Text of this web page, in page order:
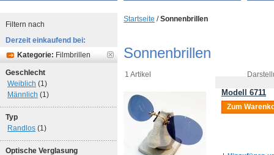
Startseite /Sonnenbrillen
Sonnenbrillen
1 Artikel
Modell 6711
Zum
Filtern nach
Derzeit einkaufend bei:
Kategorie: Filmbrillen
Geschlecht
Weiblich (1)
Männlich (1)
Typ
Randlos (1)
Optische Verglasung